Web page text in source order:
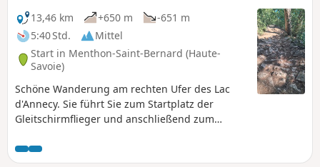
13,46 km
+650 m
-651 m
5:40 Std.
Mittel
Start in Menthon-Saint-Bernard (Haute-
Savoie)
Schöne Wanderung am rechten Ufer des Lac
d'Annecy. Sie führt Sie zum Startplatz der
Gleitschirmflieger und anschließend zum